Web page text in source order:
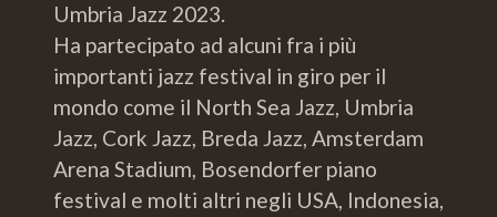
Umbria Jazz 2023.
Ha partecipato ad alcuni fra i più
importanti jazz festival in giro per il
mondo come il North Sea Jazz, Umbria
Jazz, Cork Jazz, Breda Jazz, Amsterdam
Arena Stadium, Bosendorfer piano
festival e molti altri negli USA, Indonesia,